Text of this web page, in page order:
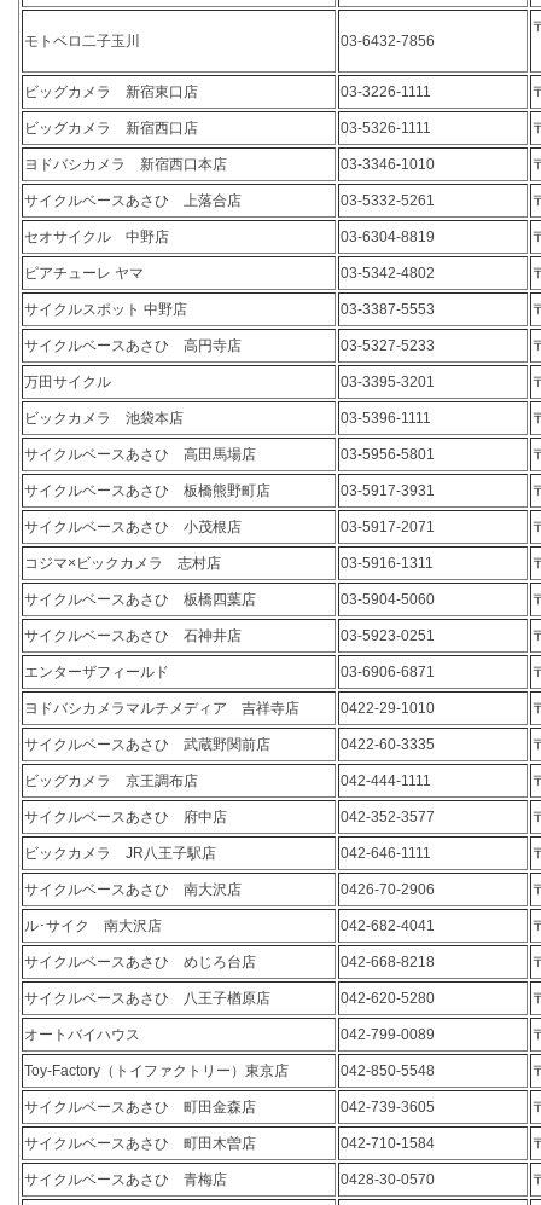
モトベロ二子玉川 03-6432-7856
ビッグカメラ 新宿東口店 03-3226-1111
ビッグカメラ 新宿西口店 03-5326-1111
ヨドバシカメラ 新宿西口本店 03-3346-1010
サイクルベースあさひ 上落合店 03-5332-5261
セオサイクル 中野店 03-6304-8819
ピアチューレ ヤマ 03-5342-4802
サイクルスポット 中野店 03-3387-5553
サイクルベースあさひ 高円寺店 03-5327-5233
万田サイクル 03-3395-3201
ビックカメラ 池袋本店 03-5396-1111
サイクルベースあさひ 高田馬場店 03-5956-5801
サイクルベースあさひ 板橋熊野町店 03-5917-3931
サイクルベースあさひ 小茂根店 03-5917-2071
コジマ×ビックカメラ 志村店 03-5916-1311
サイクルベースあさひ 板橋四葉店 03-5904-5060
サイクルベースあさひ 石神井店 03-5923-0251
エンターザフィールド 03-6906-6871
ヨドバシカメラマルチメディア 吉祥寺店 0422-29-1010
サイクルベースあさひ 武蔵野関前店 0422-60-3335
ビッグカメラ 京王調布店 042-444-1111
サイクルベースあさひ 府中店 042-352-3577
ビックカメラ JR八王子駅店 042-646-1111
サイクルベースあさひ 南大沢店 0426-70-2906
ル･サイク 南大沢店 042-682-4041
サイクルベースあさひ めじろ台店 042-668-8218
サイクルベースあさひ 八王子楢原店 042-620-5280
オートバイハウス 042-799-0089
Toy-Factory（トイファクトリー）東京店 042-850-5548
サイクルベースあさひ 町田金森店 042-739-3605
サイクルベースあさひ 町田木曽店 042-710-1584
サイクルベースあさひ 青梅店 0428-30-0570